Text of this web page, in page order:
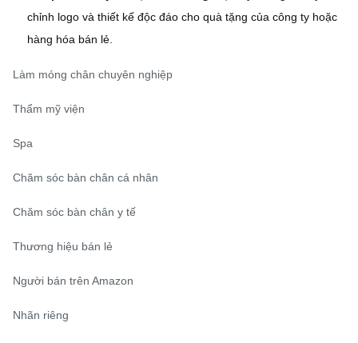
chỉnh logo và thiết kế độc đáo cho quà tặng của công ty hoặc
hàng hóa bán lẻ.
Làm móng chân chuyên nghiệp
Thẩm mỹ viện
Spa
Chăm sóc bàn chân cá nhân
Chăm sóc bàn chân y tế
Thương hiệu bán lẻ
Người bán trên Amazon
Nhãn riêng